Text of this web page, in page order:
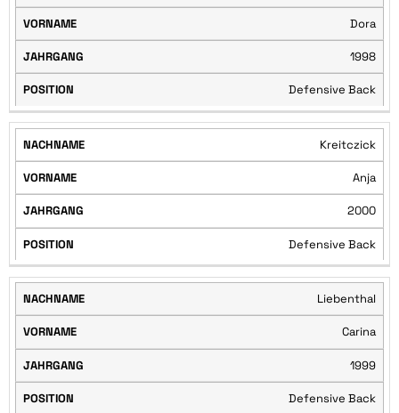
Dora
1998
Defensive Back
Kreitczick
Anja
2000
Defensive Back
Liebenthal
Carina
1999
Defensive Back